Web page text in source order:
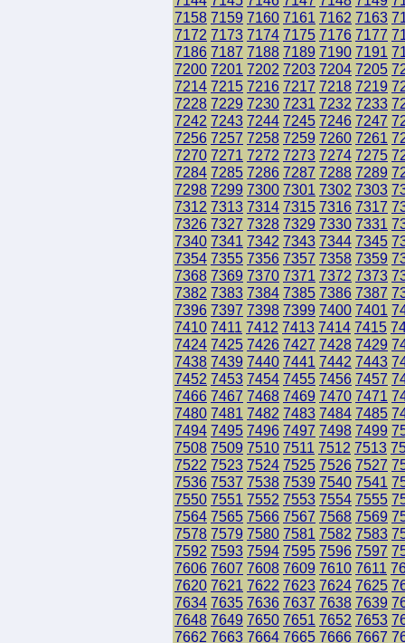
7158 7159 7160 7161 7162 7163
7172 7173 7174 7175 7176 7177
7186 7187 7188 7189 7190 7191
7200 7201 7202 7203 7204 7205
7214 7215 7216 7217 7218 7219
7228 7229 7230 7231 7232 7233
7242 7243 7244 7245 7246 7247
7256 7257 7258 7259 7260 7261
7270 7271 7272 7273 7274 7275
7284 7285 7286 7287 7288 7289
7298 7299 7300 7301 7302 7303
7312 7313 7314 7315 7316 7317
7326 7327 7328 7329 7330 7331
7340 7341 7342 7343 7344 7345
7354 7355 7356 7357 7358 7359
7368 7369 7370 7371 7372 7373
7382 7383 7384 7385 7386 7387
7396 7397 7398 7399 7400 7401
7410 7411 7412 7413 7414 7415
7424 7425 7426 7427 7428 7429
7438 7439 7440 7441 7442 7443
7452 7453 7454 7455 7456 7457
7466 7467 7468 7469 7470 7471
7480 7481 7482 7483 7484 7485
7494 7495 7496 7497 7498 7499
7508 7509 7510 7511 7512 7513
7522 7523 7524 7525 7526 7527
7536 7537 7538 7539 7540 7541
7550 7551 7552 7553 7554 7555
7564 7565 7566 7567 7568 7569
7578 7579 7580 7581 7582 7583
7592 7593 7594 7595 7596 7597
7606 7607 7608 7609 7610 7611
7620 7621 7622 7623 7624 7625
7634 7635 7636 7637 7638 7639
7648 7649 7650 7651 7652 7653
7662 7663 7664 7665 7666 7667